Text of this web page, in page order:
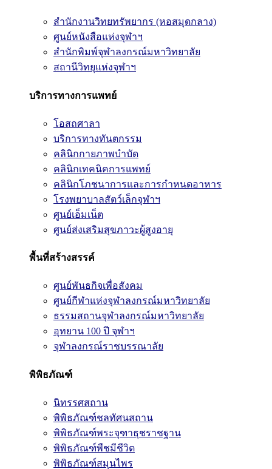
สำนักงานวิทยทรัพยากร (หอสมุดกลาง)
ศูนย์หนังสือแห่งจุฬาฯ
สำนักพิมพ์จุฬาลงกรณ์มหาวิทยาลัย
สถานีวิทยุแห่งจุฬาฯ
บริการทางการแพทย์
โอสถศาลา
บริการทางทันตกรรม
คลินิกกายภาพบำบัด
คลินิกเทคนิคการแพทย์
คลินิกโภชนาการและการกำหนดอาหาร
โรงพยาบาลสัตว์เล็กจุฬาฯ
ศูนย์เอ็มเน็ต
ศูนย์ส่งเสริมสุขภาวะผู้สูงอายุ
พื้นที่สร้างสรรค์
ศูนย์พันธกิจเพื่อสังคม
ศูนย์กีฬาแห่งจุฬาลงกรณ์มหาวิทยาลัย
ธรรมสถานจุฬาลงกรณ์มหาวิทยาลัย
อุทยาน 100 ปี จุฬาฯ
จุฬาลงกรณ์ราชบรรณาลัย
พิพิธภัณฑ์
นิทรรศสถาน
พิพิธภัณฑ์ชลทัศนสถาน
พิพิธภัณฑ์พระจุฑาธุชราชฐาน
พิพิธภัณฑ์พืชมีชีวิต
พิพิธภัณฑ์สมุนไพร